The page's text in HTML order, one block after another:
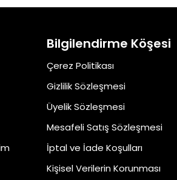
Bilgilendirme Köşesi
Çerez Politikası
Gizlilik Sözleşmesi
Üyelik Sözleşmesi
Mesafeli Satış Sözleşmesi
İptal ve İade Koşulları
Kişisel Verilerin Korunması